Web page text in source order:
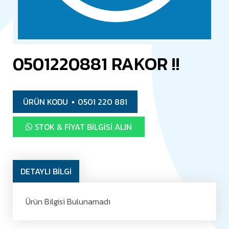
0501220881 RAKOR !!
ÜRÜN KODU 0501 220 881
STOK & FIYAT BILGISI ALIN
DETAYLI BİLGİ
Ürün Bilgisi Bulunamadı